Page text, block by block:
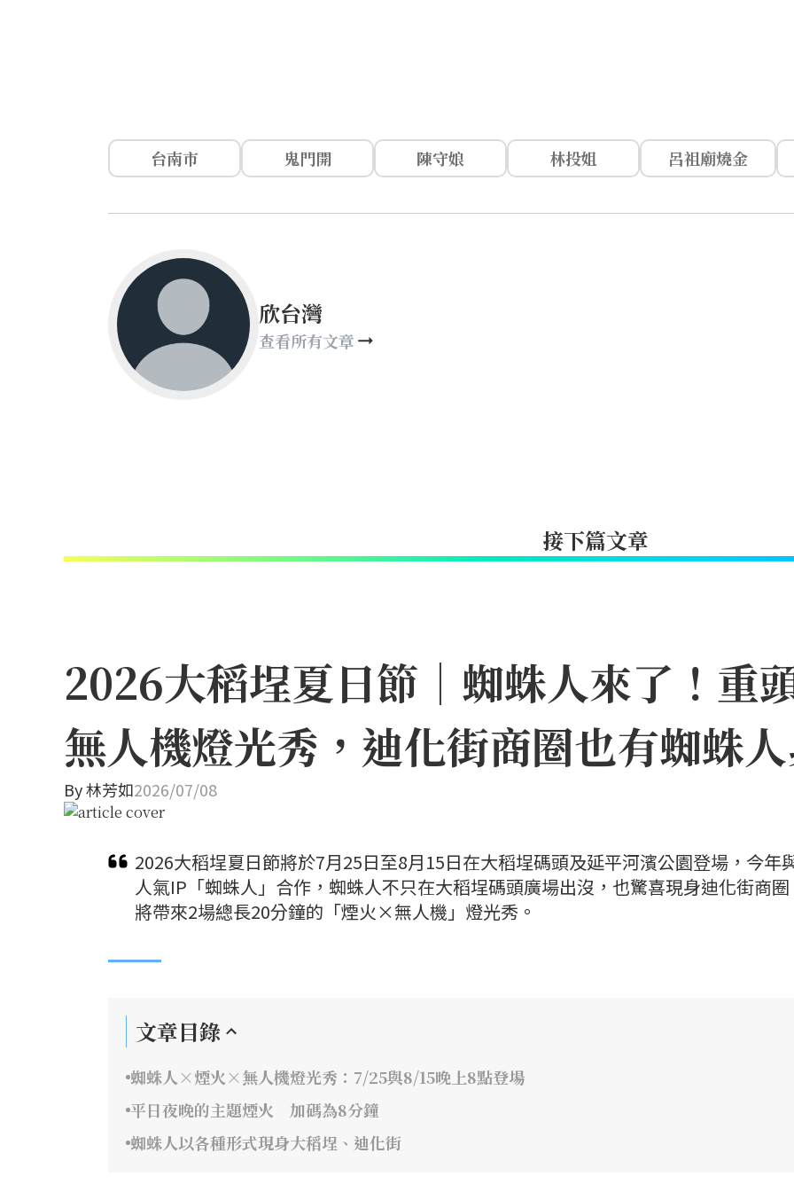
台南市 鬼門開 陳守娘 林投姐 呂祖廟燒金
欣台灣
查看所有文章
接下篇文章
2026大稻埕夏日節｜蜘蛛人來了！重
無人機燈光秀，迪化街商圈也有蜘蛛
By林芳如2026/07/08
2026大稻埕夏日節將於7月25日至8月15日在大稻埕碼頭及延平河濱公園登場，今年
人氣IP「蜘蛛人」合作，蜘蛛人不只在大稻埕碼頭廣場出沒，也驚喜現身迪化街商
將帶來2場總長20分鐘的「煙火×無人機」燈光秀。
文章目錄
蜘蛛人×煙火×無人機燈光秀：7/25與8/15晚上8點登場
平日夜晚的主題煙火 加碼為8分鐘
蜘蛛人以各種形式現身大稻埕、迪化街